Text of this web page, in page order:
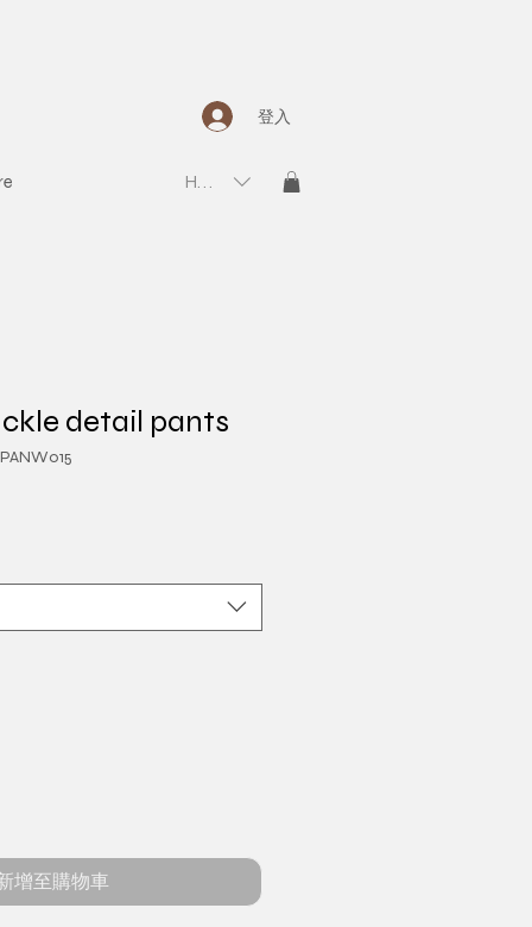
登入
HKD (HK$)
detail pants
增至購物車